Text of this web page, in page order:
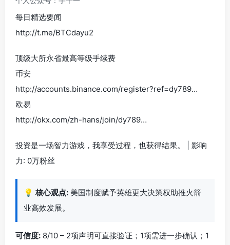
每日精选要闻
http://t.me/BTCdayu2
顶级大所永省最高等级手续费
币安
http://accounts.binance.com/register?ref=dy789…
欧易
http://okx.com/zh-hans/join/dy789…
投资是一场智力游戏，我享受过程，也获得结果。 | 影响
力: 0万粉丝
💡 核心观点: 美国制度赋予英雄更大决策权助推火箭
业高效发展。
可信度: 8/10 – 2项声明可直接验证；1项需进一步确认；1